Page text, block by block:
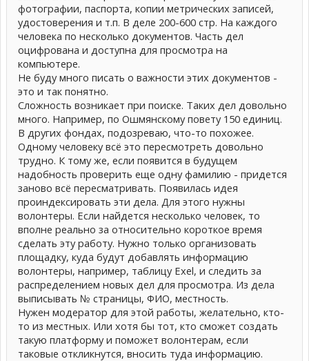
фотографии, паспорта, копии метрических записей,
удостоверения и т.п. В деле 200-600 стр. На каждого
человека по несколько документов. Часть дел
оцифрована и доступна для просмотра на
компьютере.
Не буду много писать о важности этих документов -
это и так понятно.
Сложность возникает при поиске. Таких дел довольно
много. Например, по Ошмянскому повету 150 единиц.
В других фондах, подозреваю, что-то похожее.
Одному человеку всё это пересмотреть довольно
трудно. К тому же, если появится в будущем
надобность проверить еще одну фамилию - придется
заново всё пересматривать. Появилась идея
проиндексировать эти дела. Для этого нужны
волонтеры. Если найдется несколько человек, то
вполне реально за относительно короткое время
сделать эту работу. Нужно только организовать
площадку, куда будут добавлять информацию
волонтеры, например, таблицу Exel, и следить за
распределением новых дел для просмотра. Из дела
выписывать № страницы, ФИО, местность.
Нужен модератор для этой работы, желательно, кто-
то из местных. Или хотя бы тот, кто сможет создать
такую платформу и поможет волонтерам, если
таковые откликнутся, вносить туда информацию.